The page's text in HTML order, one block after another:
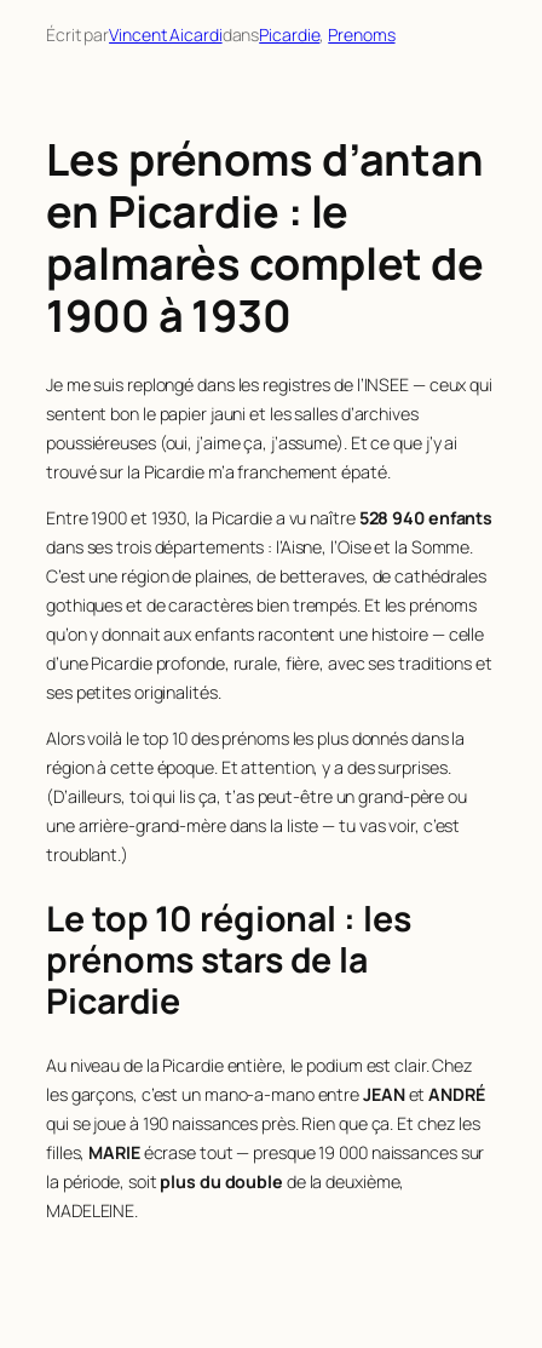
Écrit parVincent AicardidansPicardie, Prenoms
Les prénoms d’antan
en Picardie : le
palmarès complet de
1900 à 1930
Je me suis replongé dans les registres de l’INSEE — ceux qui
sentent bon le papier jauni et les salles d’archives
poussiéreuses (oui, j’aime ça, j’assume). Et ce que j’y ai
trouvé sur la Picardie m’a franchement épaté.
Entre 1900 et 1930, la Picardie a vu naître 528 940 enfants
dans ses trois départements : l’Aisne, l’Oise et la Somme.
C’est une région de plaines, de betteraves, de cathédrales
gothiques et de caractères bien trempés. Et les prénoms
qu’on y donnait aux enfants racontent une histoire — celle
d’une Picardie profonde, rurale, fière, avec ses traditions et
ses petites originalités.
Alors voilà le top 10 des prénoms les plus donnés dans la
région à cette époque. Et attention, y a des surprises.
(D’ailleurs, toi qui lis ça, t’as peut-être un grand-père ou
une arrière-grand-mère dans la liste — tu vas voir, c’est
troublant.)
Le top 10 régional : les
prénoms stars de la
Picardie
Au niveau de la Picardie entière, le podium est clair. Chez
les garçons, c’est un mano-a-mano entreJEANetANDRÉ
qui se joue à 190 naissances près. Rien que ça. Et chez les
filles, MARIEécrase tout — presque 19 000 naissances sur
la période, soit plus du double de la deuxième,
MADELEINE.